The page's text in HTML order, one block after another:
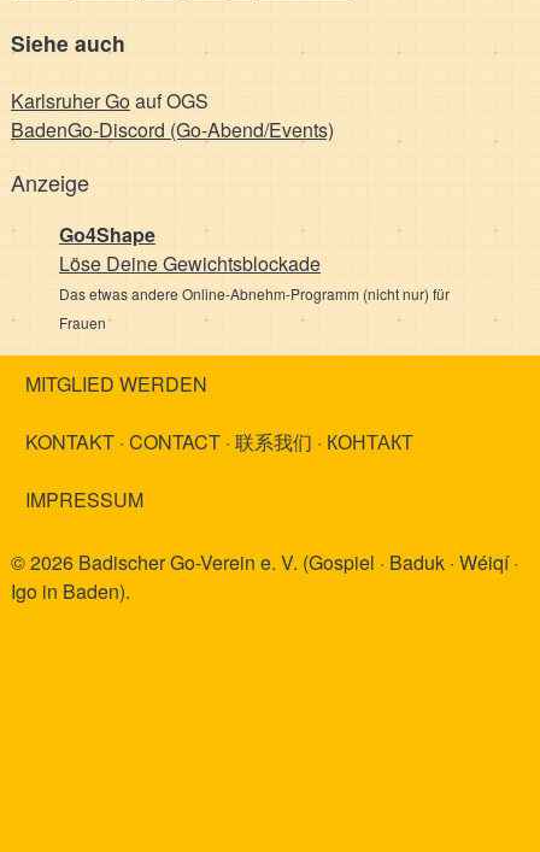
Siehe auch
Karlsruher Goauf OGS
BadenGo-Discord (Go-Abend/Events)
Anzeige
Go4Shape
Löse Deine Gewichts­blockade
Das etwas andere Online-Abnehm-Programm (nicht nur) für
Frauen
MITGLIED WERDEN
KONTAKT · CONTACT · 联系我们 · КОНТАКТ
IMPRESSUM
© 2026 Badischer Go-Verein e. V. (Gospiel · Baduk · Wéiqí ·
Igo in Baden).